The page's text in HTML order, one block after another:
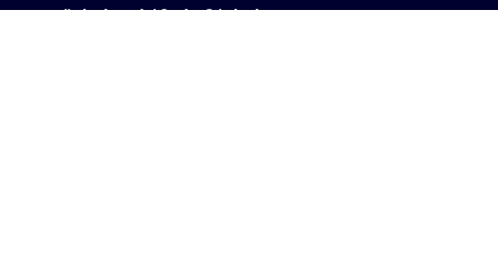
sve očekuje od 16. do 31. kolovoza